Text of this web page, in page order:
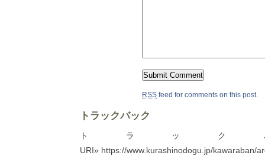
RSS feed for comments on this post.
トラックバック
トラック
URI» https://www.kurashinodogu.jp/kawaraban/